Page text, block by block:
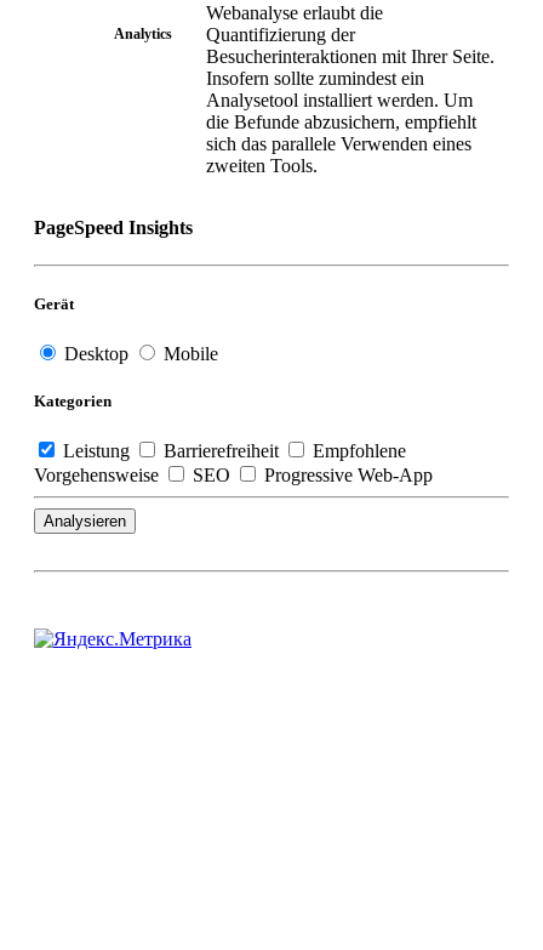
Analytics
Webanalyse erlaubt die
Quantifizierung der
Besucherinteraktionen mit Ihrer Seite.
Insofern sollte zumindest ein
Analysetool installiert werden. Um
die Befunde abzusichern, empfiehlt
sich das parallele Verwenden eines
zweiten Tools.
PageSpeed Insights
Gerät
Desktop Mobile
Kategorien
Leistung Barrierefreiheit
Empfohlene
Vorgehensweise
SEO Progressive Web-App
Analysieren